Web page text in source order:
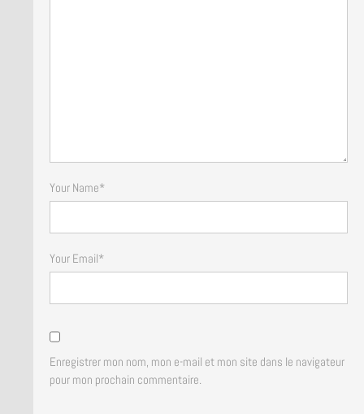
Your Name*
Your Email*
Enregistrer mon nom, mon e-mail et mon site dans le navigateur
pour mon prochain commentaire.